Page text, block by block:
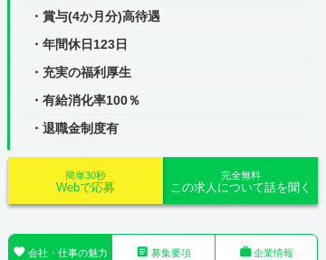
・賞与(4か月分)高待遇
・年間休日123日
・充実の福利厚生
・有給消化率100％
・退職金制度有
完全無料
この求人について話を聞く
簡単30秒
Webで応募
 会社・仕事の魅力  募集要項 企業情報